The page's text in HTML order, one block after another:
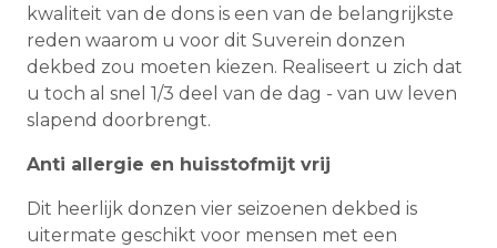
kwaliteit van de dons is een van de belangrijkste
reden waarom u voor dit Suverein donzen
dekbed zou moeten kiezen. Realiseert u zich dat
u toch al snel 1/3 deel van de dag - van uw leven
slapend doorbrengt.
Anti allergie en huisstofmijt vrij
Dit heerlijk donzen vier seizoenen dekbed is
uitermate geschikt voor mensen met een